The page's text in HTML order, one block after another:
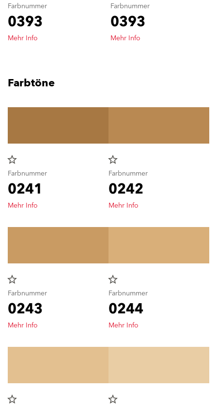
Farbnummer
0393
Mehr Info
Farbnummer
0393
Mehr Info
Farbtöne
star_border
Farbnummer
0241
Mehr Info
star_border
Farbnummer
0242
Mehr Info
star_border
Farbnummer
0243
Mehr Info
star_border
Farbnummer
0244
Mehr Info
star_border
star_border